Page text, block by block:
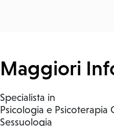
Maggiori
Specialista in
Psicologia e
Sessuologia